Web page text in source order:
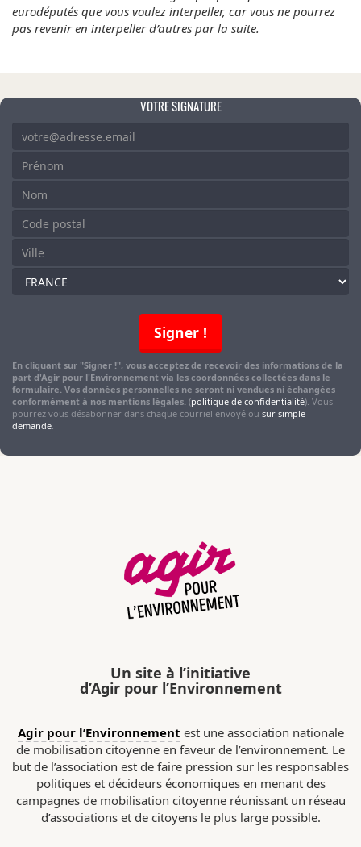
eurodéputés que vous voulez interpeller, car vous ne pourrez
pas revenir en interpeller d’autres par la suite.
VOTRE SIGNATURE
LAISSER CE CHAMP VIDE
Signer !
En cliquant sur "Signer !", vous acceptez de recevoir des informations de la
part d'Agir pour l'Environnement via les coordonnées collectées dans le
formulaire. Vos données personnelles ne seront ni vendues ni échangées
conformément à nos mentions légales. (politique de confidentialité). Vous
pourrez vous désabonner dans chaque courriel envoyé ou sur simple
demande.
Un site à l’initiative
d’Agir pour l’Environnement
Agir pour l’Environnement est une association nationale
de mobilisation citoyenne en faveur de l’environnement. Le
but de l’association est de faire pression sur les responsables
politiques et décideurs économiques en menant des
campagnes de mobilisation citoyenne réunissant un réseau
d’associations et de citoyens le plus large possible.